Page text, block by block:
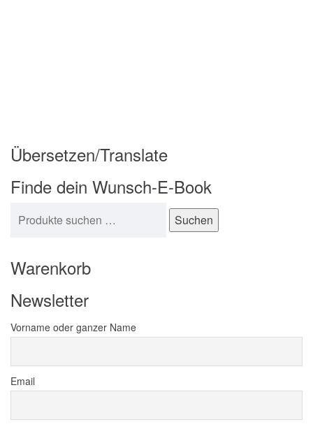
Übersetzen/Translate
Finde dein Wunsch-E-Book
Suchen
Warenkorb
Newsletter
Vorname oder ganzer Name
Email